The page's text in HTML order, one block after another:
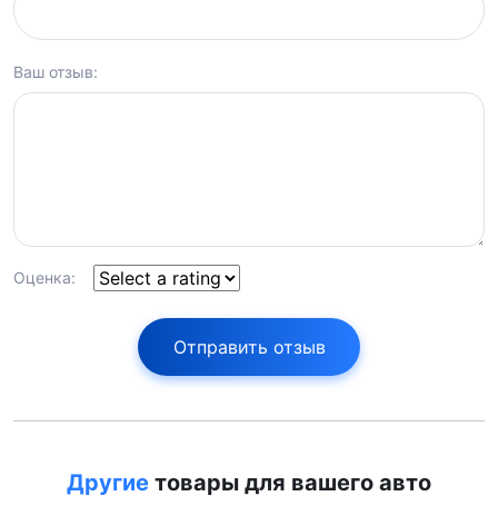
Ваш отзыв:
Оценка:
Отправить отзыв
Другие товары для вашего авто